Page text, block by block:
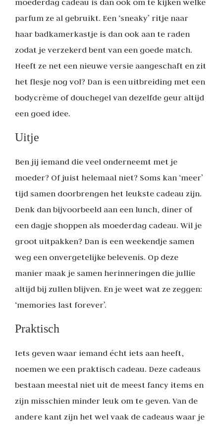
parfum ze al gebruikt. Een ‘sneaky’ ritje naar
haar badkamerkastje is dan ook aan te raden
zodat je verzekerd bent van een goede match.
Heeft ze net een nieuwe versie aangeschaft en zit
het flesje nog vol? Dan is een uitbreiding met een
bodycrème of douchegel van dezelfde geur altijd
een goed idee.
Uitje
Ben jij iemand die veel onderneemt met je
moeder? Of juist helemaal niet? Soms kan ‘meer’
tijd samen doorbrengen het leukste cadeau zijn.
Denk dan bijvoorbeeld aan een lunch, diner of
een dagje shoppen als moederdag cadeau. Wil je
groot uitpakken? Dan is een weekendje samen
weg een onvergetelijke belevenis. Op deze
manier maak je samen herinneringen die jullie
altijd bij zullen blijven. En je weet wat ze zeggen:
‘memories last forever’.
Praktisch
Iets geven waar iemand écht iets aan heeft,
noemen we een praktisch cadeau. Deze cadeaus
bestaan meestal niet uit de meest fancy items en
zijn misschien minder leuk om te geven. Van de
andere kant zijn het wel vaak de cadeaus waar je